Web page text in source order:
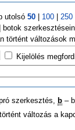
utolsó 50| 100| 250|
történt változások
Kijelölés
szerkesztés, b –
változás a